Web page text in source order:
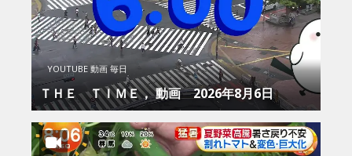
YOUTUBE 動画 毎日
ＴＨＥ ＴＩＭＥ， 動画 2026年8月6日